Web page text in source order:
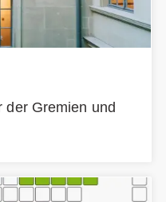
der Gremien und